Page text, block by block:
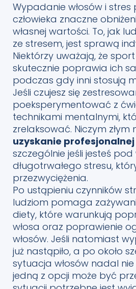
Wypadanie włosów i
człowieka znaczne
własnej wartości. To, jak
ze stresem, jest sprawą
Niektórzy uważają, że
skutecznie poprawia ich
podczas gdy inni stosują
Jeśli czujesz się
poeksperymentować z
technikami mentalnymi,
zrelaksować. Niczym złym
uzyskanie
szczególnie jeśli jesteś pod
długotrwałego stresu,
przezwyciężenia.
Po ustąpieniu czynników
ludziom pomaga
diety, które warunkują
włosa oraz poprawienie
włosów. Jeśli natomiast
już nastąpiło, a po około
sytuacja włosów nadal
jedną z opcji może być